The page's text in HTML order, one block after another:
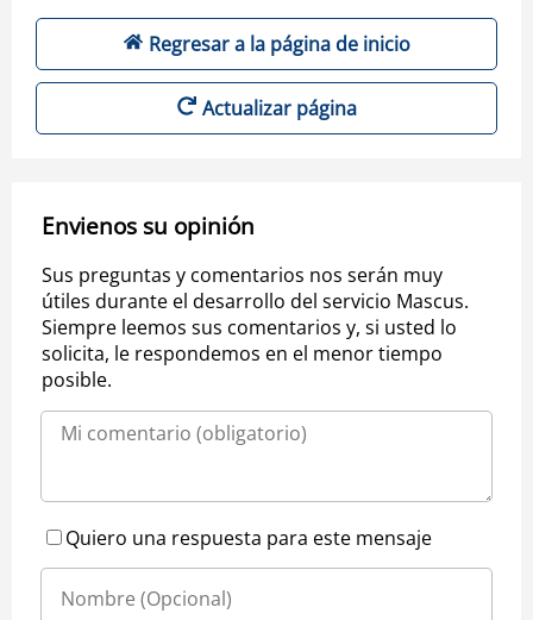
Regresar a la página de inicio
Actualizar página
Envienos su opinión
Sus preguntas y comentarios nos serán muy
útiles durante el desarrollo del servicio Mascus.
Siempre leemos sus comentarios y, si usted lo
solicita, le respondemos en el menor tiempo
posible.
Quiero una respuesta para este mensaje